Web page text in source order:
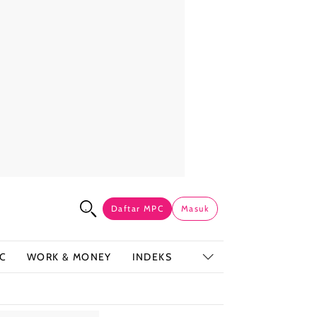
Daftar MPC Masuk
WORK & MONEY INDEKS